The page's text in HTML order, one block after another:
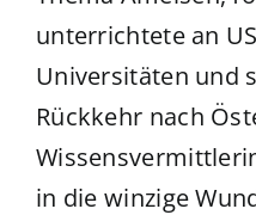
unterrichtete an
Universitäten und
Rückkehr nach
in die winzige